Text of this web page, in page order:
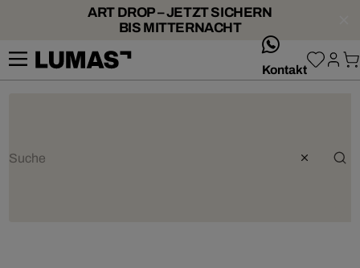
ART DROP – JETZT SICHERN
BIS MITTERNACHT
Kontakt